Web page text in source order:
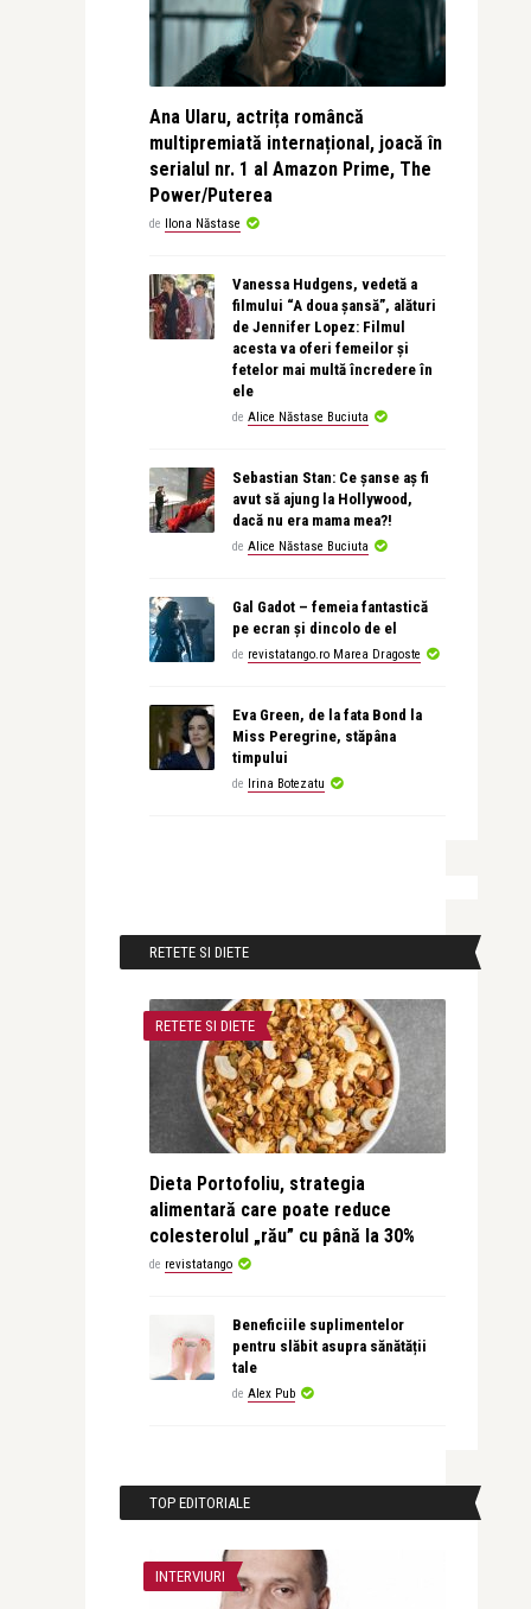
Ana Ularu, actrița româncă
multipremiată internațional, joacă în
serialul nr. 1 al Amazon Prime, The
Power/Puterea
de Ilona Năstase
Vanessa Hudgens, vedetă a
filmului “A doua șansă”, alături
de Jennifer Lopez: Filmul
acesta va oferi femeilor și
fetelor mai multă încredere în
ele
de Alice Năstase Buciuta
Sebastian Stan: Ce șanse aș fi
avut să ajung la Hollywood,
dacă nu era mama mea?!
de Alice Năstase Buciuta
Gal Gadot – femeia fantastică
pe ecran și dincolo de el
de revistatango.ro Marea Dragoste
Eva Green, de la fata Bond la
Miss Peregrine, stăpâna
timpului
de Irina Botezatu
RETETE SI DIETE
RETETE SI DIETE
Dieta Portofoliu, strategia
alimentară care poate reduce
colesterolul „rău” cu până la 30%
de revistatango
Beneficiile suplimentelor
pentru slăbit asupra sănătății
tale
de Alex Pub
TOP EDITORIALE
INTERVIURI